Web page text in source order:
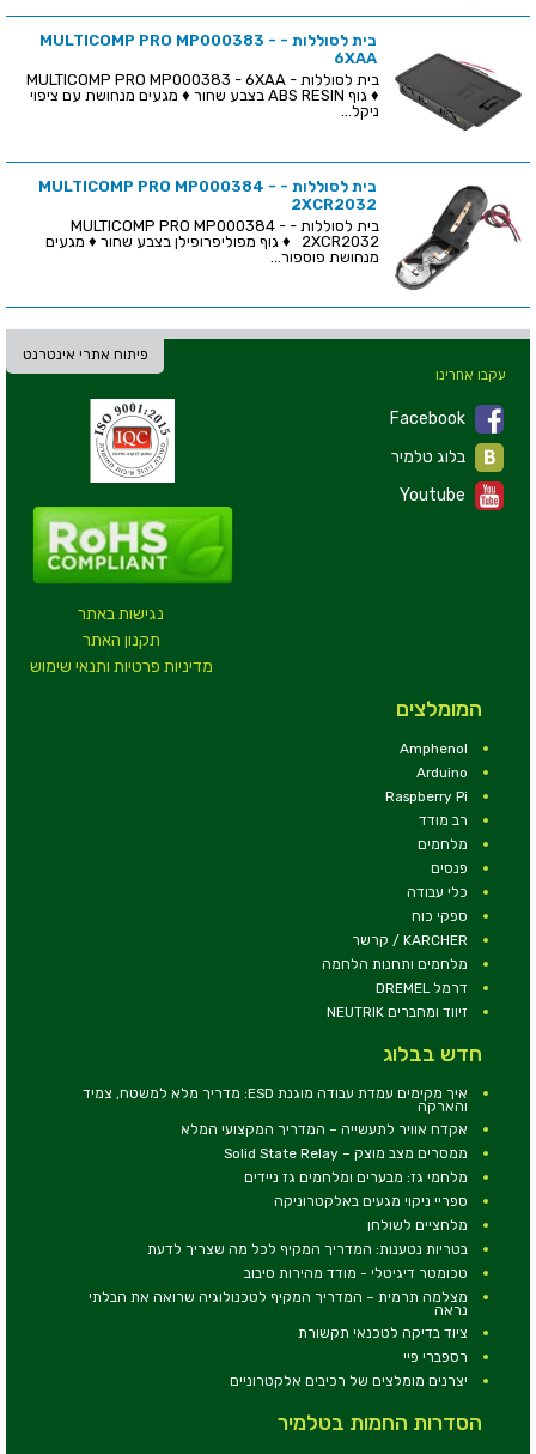
בית לסוללות - MULTICOMP PRO MP000383 -
6XAA
♦ גוף ABS RESIN בצבע שחור ♦ מגעים מנחושת עם ציפוי
ניקל...
בית לסוללות - MULTICOMP PRO MP000384 -
2XCR2032
בית לסוללות - MULTICOMP PRO MP000384 -
2XCR2032 ♦ גוף מפוליפרופילן בצבע שחור ♦ מגעים
מנחושת פוספור...
פיתוח אתרי אינטרנט
נגישות באתר
תקנון האתר
מדיניות פרטיות ותנאי שימוש
עקבו אחרינו
Facebook
Youtube
המומלצים
Amphenol
Arduino
Raspberry Pi
רב מודד
מלחמים
פנסים
כלי עבודה
ספקי כוח
KARCHER / קרשר
מלחמים ותחנות הלחמה
דרמל DREMEL
זיווד ומחברים NEUTRIK
חדש בבלוג
איך מקימים עמדת עבודה מוגנת ESD: מדריך מלא למשטח, צמיד
והארקה
אקדח אוויר לתעשייה – המדריך המקצועי המלא
ממסרים מצב מוצק – Solid State Relay
מלחמי גז: מבערים ומלחמים גז ניידים
ספריי ניקוי מגעים באלקטרוניקה
מלחציים לשולחן
בטריות נטענות: המדריך המקיף לכל מה שצריך לדעת
טכומטר דיגיטלי - מודד מהירות סיבוב
מצלמה תרמית – המדריך המקיף לטכנולוגיה שרואה את הבלתי
נראה
ציוד בדיקה לטכנאי תקשורת
רספברי פיי
יצרנים מומלצים של רכיבים אלקטרוניים
הסדרות החמות בטלמיר